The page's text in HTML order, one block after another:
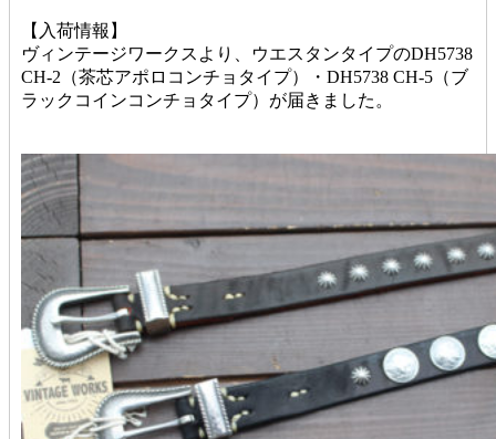
【入荷情報】
ヴィンテージワークスより、ウエスタンタイプのDH5738
CH-2（茶芯アポロコンチョタイプ）・DH5738 CH-5（ブ
ラックコインコンチョタイプ）が届きました。